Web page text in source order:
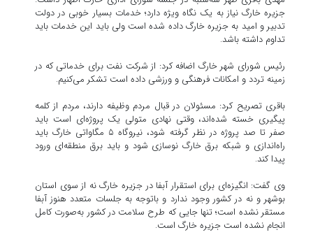
جزیره خارگ نیاز به یک نگاه ویژه دارد؛ خدمات بسیار خوبی در دولت
تدبیر و امید به جزیره خارگ داده شده است ولی باید این خدمات باید
تداوم داشته باشد.
رئیس شورای شهر خارگ اضافه کرد: از شرکت نفت برای خدماتی که در
زمینه تردد و امکانات فرهنگی و ورزشی داده است تشکر می‌کنیم.
باقری تصریح کرد: مسئولان در قبال مردم وظیفه دارند، مردم از کلمه
پیگیری خسته شده‌اند، وقتی نهادی متولی یک پروژه‌ای است باید
صفر تا صد پروژه در نظر گرفته شود، نیروگاه ۵ مگاواتی خارگ باید
راه‌اندازی و شبکه برق خارگ نوسازی شود و باید برق منطقه‌ای ورود
پیدا کند.
وی گفت: انگیزه‌ای برای استقرار آبفا در جزیره خارگ نه از سوی استان
بوشهر و نه در کشور وجود ندارد و باتوجه به جلسات متعدد هنوز آبفا
مستقر نشده است؛ تنها جایی که طرح سلامت در کشور به‌صورت کامل
انجام نشده است جزیره خارگ است.